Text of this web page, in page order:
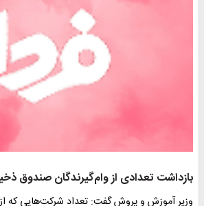
تعدادی از وام‌گیرندگان صندوق
آموزش و پروش گفت:‌ تعداد شرکت‌هایی که از